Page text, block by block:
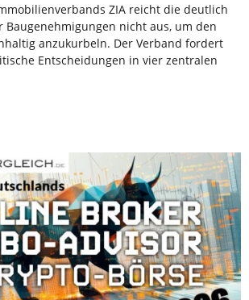
ZIA reicht die deutlich
Baugenehmigungen nicht aus, um den
anzukurbeln. Der Verband fordert
Entscheidungen in vier zentralen